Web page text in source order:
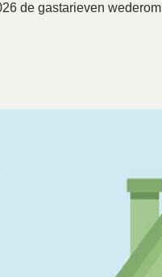
de gastarieven wederom